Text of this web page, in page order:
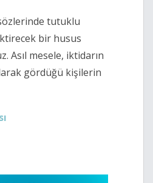
tutuklu
bir husus
Asıl mesele, iktidarın
gördüğü kişilerin